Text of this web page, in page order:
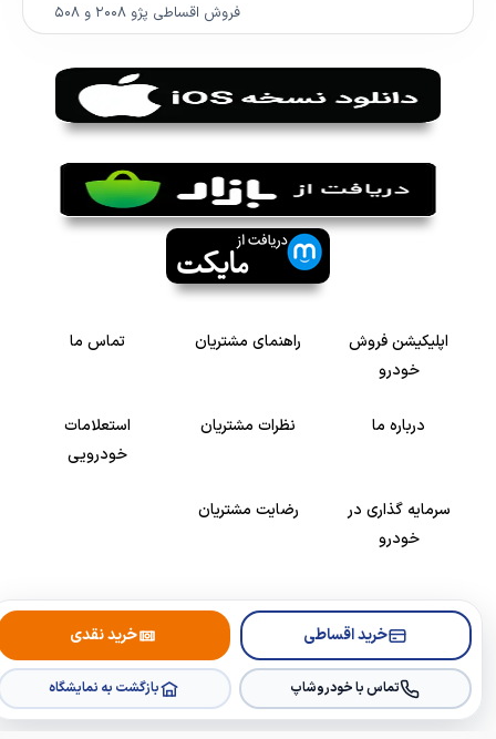
خرید اقساطی خرید نقدی
تماس با خودروشاپ بازگشت به نمایشگاه
فروش اقساطی پژو ۲۰۰۸ و ۵۰۸
اپلیکیشن فروش
خودرو
راهنمای مشتریان تماس ما
درباره ما نظرات مشتریان
استعلامات
خودرویی
سرمایه گذاری در
خودرو
رضایت مشتریان
Copyright © 2005-2026Khodroshop.ir